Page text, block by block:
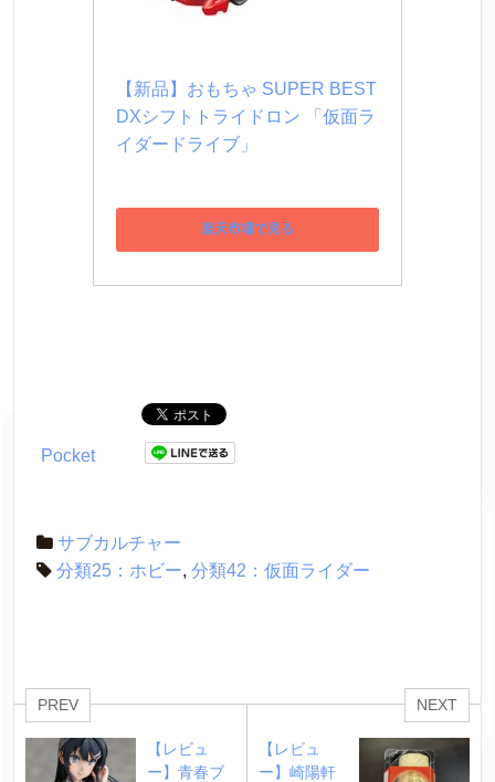
【新品】おもちゃ SUPER BEST
DXシフトトライドロン 「仮面ラ
イダードライブ」
楽天市場で見る
Pocket
サブカルチャー
分類25：ホビー, 分類42：仮面ライダー
PREV
【レビュ
ー】青春ブ
NEXT
【レビュ
ー】崎陽軒